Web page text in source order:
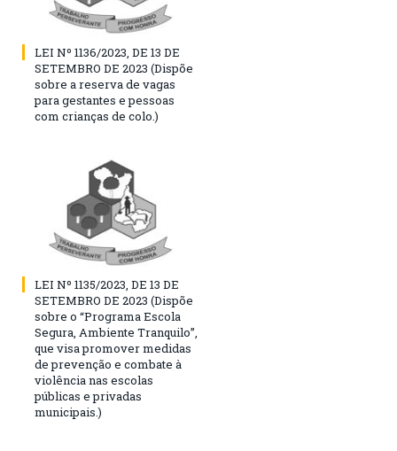
LEI Nº 1136/2023, DE 13 DE
SETEMBRO DE 2023 (Dispõe
sobre a reserva de vagas
para gestantes e pessoas
com crianças de colo.)
LEI Nº 1135/2023, DE 13 DE
SETEMBRO DE 2023 (Dispõe
sobre o “Programa Escola
Segura, Ambiente Tranquilo”,
que visa promover medidas
de prevenção e combate à
violência nas escolas
públicas e privadas
municipais.)